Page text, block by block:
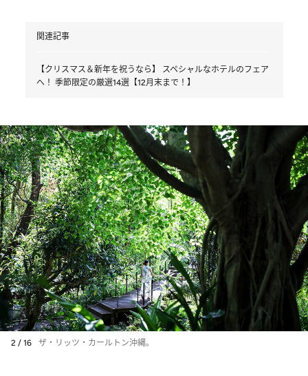
関連記事
【クリスマス＆新年を祝うなら】 スペシャルなホテルのフェア
へ！ 季節限定の厳選14選【12月末まで！】
2 / 16 ザ・リッツ・カールトン沖縄。